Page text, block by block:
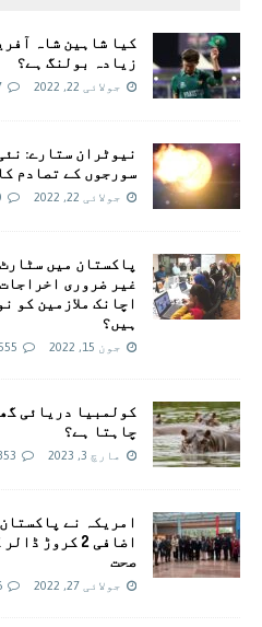
کیا شاہین شاہ
زیادہ بولنگ ہے؟
جولائی 22, 2022
نیوٹران ستارے:
سورجوں کے تصادم
جولائی 22, 2022
پاکستان میں
غیر ضروری
اچانک ملازمین کو
ہیں؟
جون 15, 2022
کولمبیا دریائی
چاہتا ہے؟
مارچ 3, 2023
امريکہ نے
اضافی 2
صحت
جولائی 27, 2022